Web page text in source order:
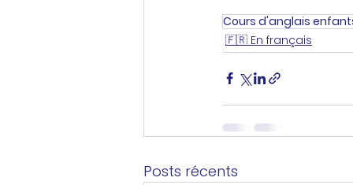
Cours d'anglais
🇫🇷 En français
Posts récents